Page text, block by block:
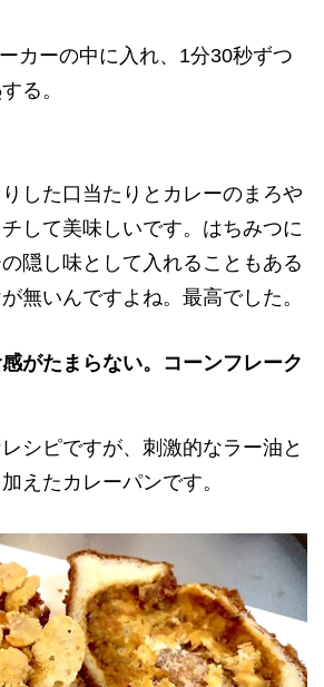
カーの中に入れ、1分30秒ずつ
る。
した口当たりとカレーのまろや
して美味しいです。はちみつに
隠し味として入れることもある
無いんですよね。最高でした。
がたまらない。コーンフレーク
シピですが、刺激的なラー油と
えたカレーパンです。